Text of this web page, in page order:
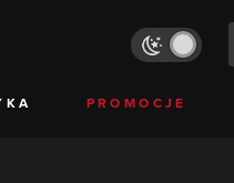
PROMOCJE